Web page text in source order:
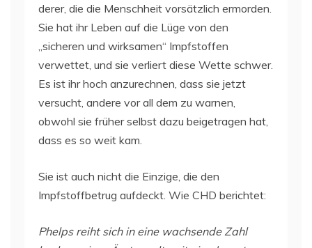
derer, die die Menschheit vorsätzlich ermorden.
Sie hat ihr Leben auf die Lüge von den
„sicheren und wirksamen“ Impfstoffen
verwettet, und sie verliert diese Wette schwer.
Es ist ihr hoch anzurechnen, dass sie jetzt
versucht, andere vor all dem zu warnen,
obwohl sie früher selbst dazu beigetragen hat,
dass es so weit kam.
Sie ist auch nicht die Einzige, die den
Impfstoffbetrug aufdeckt. Wie CHD berichtet:
Phelps reiht sich in eine wachsende Zahl